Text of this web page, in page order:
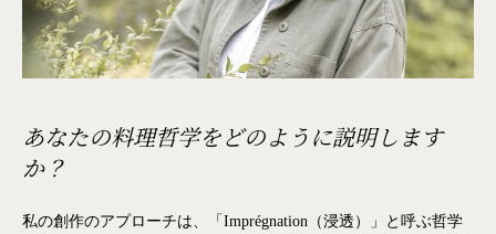
あなたの料理哲学をどのように説明します
か？
私の創作のアプローチは、「Imprégnation（浸透）」と呼ぶ哲学